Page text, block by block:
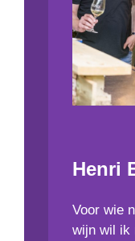
Henri
Voor wie
wijn wil ik